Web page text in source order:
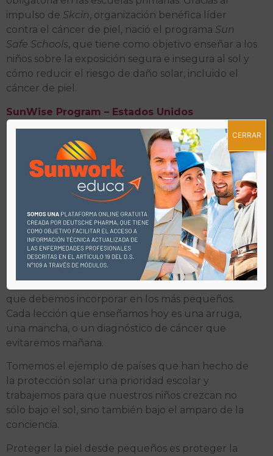
impulso de Skcin, organización benéfica líder
contra el cáncer de piel, nació el programa Sun
Safe Schools, que tiene como objetivo enseñar a los
niños sobre la exposición segura e insegura al sol y
cómo reducir el riesgo de daño solar, incluido el
cáncer de piel.
SunWise Program – Estados Unidos
Consciente del problema, la Environmental
Protection Agency
(EPA) lanzó el
SunWise
Programen Estados Unidos, un programa
educativo que abarca desde la ciencia hasta la
práctica diaria. Este programa enseña a los niños de
Kínder a octavo grado sobre la seguridad solar, la
radiación ultravioleta y el ozono estratosférico.
La educación sobre fotoprotección en la infancia no
es un lujo, es una necesidad urgente y un hábito
que debemos incorporar en los más pequeños.
Cada lección que enseñamos hoy es una arruga,
una mancha, o un diagnóstico de cáncer que
evitaremos mañana.
Tomemos el ejemplo de países que han hecho de
la protección solar una prioridad escolar y
trabajemos para que nuestros niños crezcan no
sólo bajo el sol, sino también bajo el amparo de la
conciencia.
Proteger la piel desde pequeños es proteger la
CERRAR